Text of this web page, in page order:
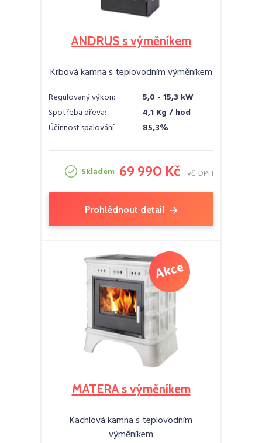
ANDRUS s výměníkem
Krbová kamna s teplovodním výměníkem
Regulovaný výkon:
5,0 - 15,3 kW
Spotřeba dřeva:
4,1 Kg / hod
Účinnost spalování:
85,3%
Skladem 69 990 Kč vč. DPH
Prohlédnout detail
MATERA s výměníkem
Kachlová kamna s teplovodním
výměníkem